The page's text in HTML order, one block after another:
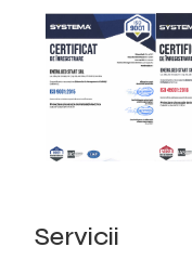
Servicii